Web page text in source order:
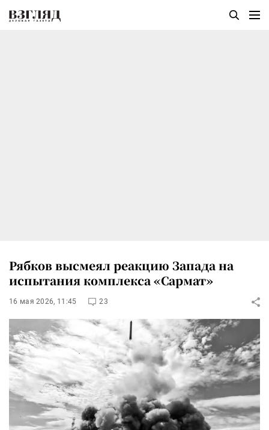
Рябков высмеял реакцию Запада на
испытания комплекса «Сармат»
16 мая 2026, 11:45 23